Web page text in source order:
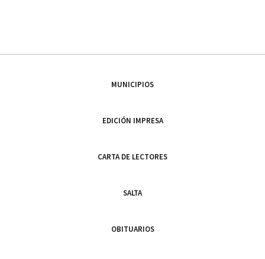
MUNICIPIOS
EDICIÓN IMPRESA
CARTA DE LECTORES
SALTA
OBITUARIOS